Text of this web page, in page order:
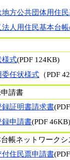
地方公共団体用住
法人用住民基本台
様式(PDF 124KB)
委任状様式 （PDF
請書
録証明書請求書
録申請書(PDF 46KB)
帳ネットワーク
付住民票申請書